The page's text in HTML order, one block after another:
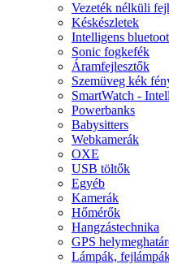
Vezeték nélküli
Késkészletek
Intelligens
Sonic fogkefék
Áramfejlesztők
Szemüveg kék
SmartWatch -
Powerbanks
Babysitters
Webkamerák
OXE
USB töltők
Egyéb
Kamerák
Hőmérők
Hangzástechnika
GPS
Lámpák,